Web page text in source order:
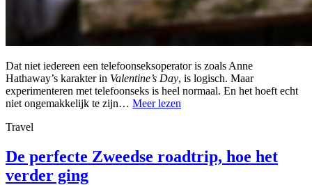
Dat niet iedereen een telefoonseksoperator is zoals Anne
Hathaway’s karakter in Valentine’s Day, is logisch. Maar
experimenteren met telefoonseks is heel normaal. En het hoeft echt
niet ongemakkelijk te zijn… Meer lezen
Travel
De perfecte Zweedse roadtrip, hoe het
verder ging